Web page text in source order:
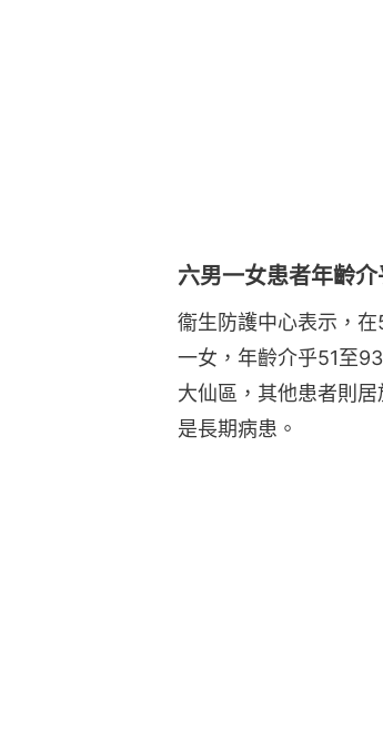
六男一女患者年齡
衞生防護中心表示，
一女，年齡介乎51至
大仙區，其他患者則
是長期病患。